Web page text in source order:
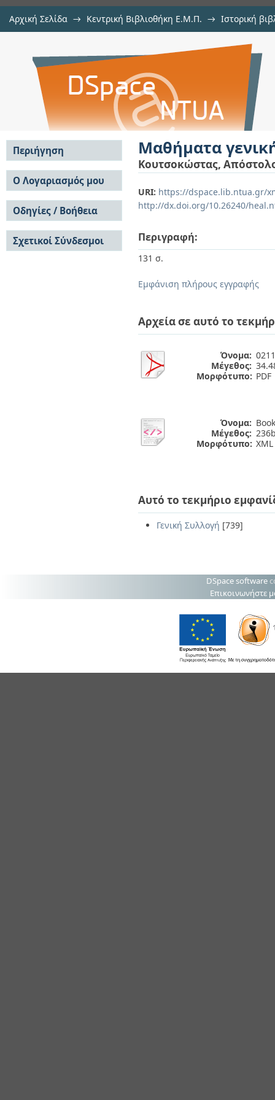
Αρχική Σελίδα → Κεντρική Βιβλιοθήκη Ε.Μ.Π. → Ιστορική
Μαθήματα γενικής μηχανολογίας
Μαθήματα
Κουτσοκώστας,
URI: https://dspace.lib.ntua.gr/
http://dx.doi.org/10.26240/
Περιγραφή:
131 σ.
Εμφάνιση πλήρους εγγραφής
Αρχεία σε αυτό το
Όνομα:
Μέγεθος:
Μορφότυπο: PDF
Όνομα:
Μέγεθος:
Μορφότυπο: XML
Αυτό το τεκμήριο
Γενική Συλλογή [739]
Περιήγηση
Σε όλο το DSpace
Κοινότητες & Συλλογές
Ανά Ημερομηνία
Έκδοσης
Συγγραφείς
Τίτλοι
Θέματα
Ο Λογαριασμός μου
Σύνδεση
Εγγραφή
Οδηγίες / Βοήθεια
Οδηγίες Υποβολής
Οδηγίες Χρήσης ΙΑ
Συχνές Ερωτήσεις
Σχετικοί Σύνδεσμοι
DSpace software
Επικοινωνήστε